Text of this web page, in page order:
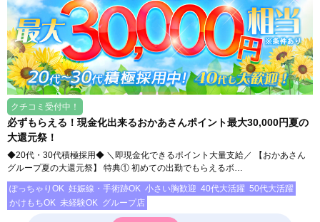
クチコミ受付中！
必ずもらえる！現金化出来るおかあさんポイント最大30,000円夏の
大還元祭！
◆20代・30代積極採用◆ ＼即現金化できるポイント大量支給／ 【おかあさん
グループ夏の大還元祭】 特典① 初めての出勤でもらえるボ…
ぽっちゃりOK 妊娠線・手術跡OK 小さい胸歓迎 40代大活躍 50代大活躍
かけもちOK 未経験OK グループ店